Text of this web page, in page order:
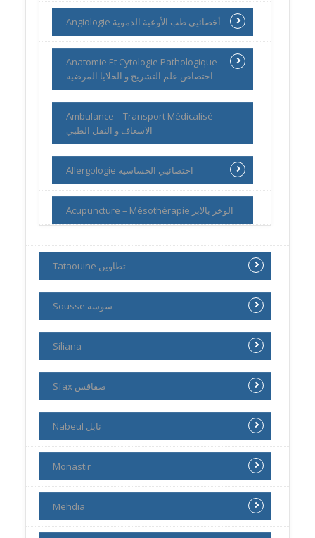
Angiologie أخصائيي طب الأوعية الدموية
Anatomie Et Cytologie Pathologique
اختصاص علم التشريح و الخلايا المرضية
Ambulance – Transport Médicalisé
الاسعاف و النقل الطبي
Allergologie اختصائيي الحساسية
Acupuncture – Mésothérapie الوخز بالابر
Tataouine تطاوين
Sousse سوسة
Siliana
Sfax صفاقس
Nabeul نابل
Monastir
Mehdia